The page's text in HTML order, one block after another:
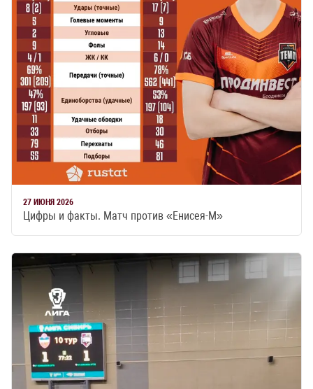
27 ИЮНЯ 2026
Цифры и факты. Матч против «Енисея-М»